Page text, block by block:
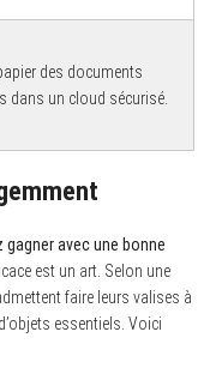
des documents
dans un cloud sécurisé.
avec une bonne
est un art. Selon une
faire leurs valises à
essentiels. Voici